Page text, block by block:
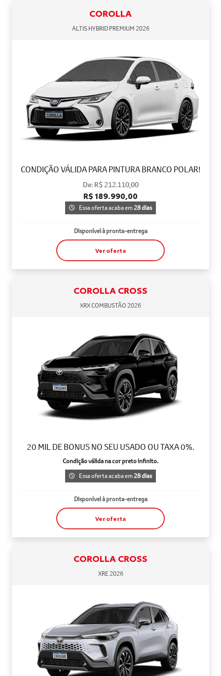
COROLLA
ALTIS HYBRID PREMIUM 2026
CONDIÇÃO VÁLIDA PARA PINTURA BRANCO POLAR!
De: R$ 212.110,00
R$ 189.990,00
Essa oferta acaba em28 dias
Disponível à pronta-entrega
Ver oferta
COROLLA CROSS
XRX COMBUSTÃO 2026
20 MIL DE BONUS NO SEU USADO OU TAXA 0%.
Condição válida na cor preto infinito.
Essa oferta acaba em28 dias
Disponível à pronta-entrega
Ver oferta
COROLLA CROSS
XRE 2026